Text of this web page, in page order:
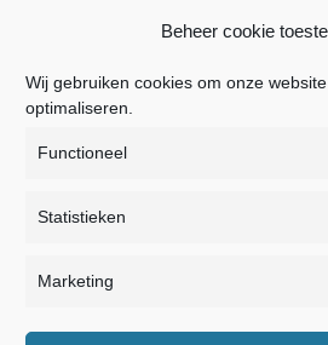
Beheer cookie
Wij gebruiken cookies om onze
optimaliseren.
Functioneel
Statistieken
Marketing
VEILIG BETALEN MET
JB Fashion — Powered by